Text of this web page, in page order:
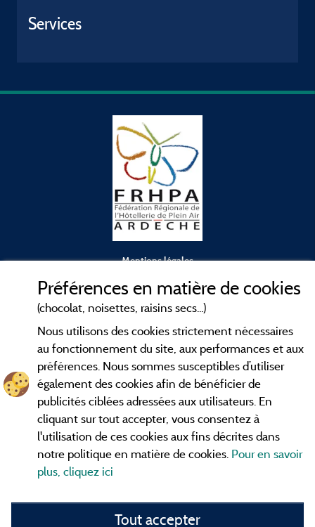
Services
Mentions légales
Contact
CGV
Les meilleurscampings en Ardèche . Consultez les fiches de
nos adhérents et découvrez nos meilleures offres dans les
Gorges de l'Ardèche, le célèbrePont d'Arc, la grotte de l'Aven
d'Orgnac, Le mont Gerbier de Jonc ou le mont Mézenc...
informez vous directement ici en ligne avant de contacter le
Faites vous votre propre idée du camping, au pied d'un lac,
Préférences en matière de cookies
(chocolat, noisettes, raisins secs...)
Nous utilisons des cookies strictement nécessaires
au fonctionnement du site, aux performances et aux
préférences. Nous sommes susceptibles d’utiliser
également des cookies afin de bénéficier de
publicités ciblées adressées aux utilisateurs. En
cliquant sur tout accepter, vous consentez à
l'utilisation de ces cookies aux fins décrites dans
notre politique en matière de cookies. Pour en savoir
plus, cliquez ici
Tout accepter